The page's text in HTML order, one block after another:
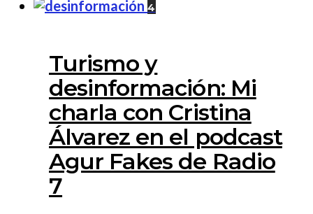
4
Turismo y
desinformación: Mi
charla con Cristina
Álvarez en el podcast
Agur Fakes de Radio
7